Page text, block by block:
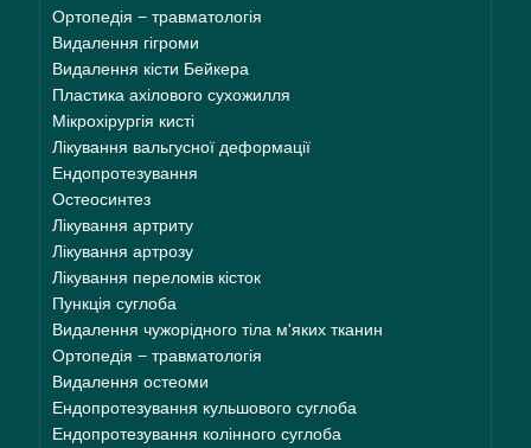
Ортопедія − травматологія
Видалення гігроми
Видалення кісти Бейкера
Пластика ахілового сухожилля
Мікрохірургія кисті
Лікування вальгусної деформації
Ендопротезування
Остеосинтез
Лікування артриту
Лікування артрозу
Лікування переломів кісток
Пункція суглоба
Видалення чужорідного тіла м'яких тканин
Ортопедія − травматологія
Видалення остеоми
Ендопротезування кульшового суглоба
Ендопротезування колінного суглоба